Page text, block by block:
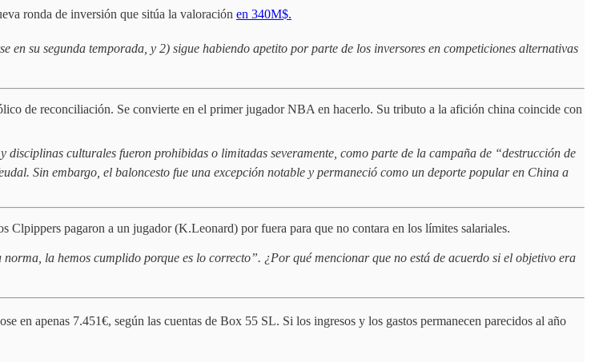
ronda de inversión que sitúa la valoración en 340M$.
su segunda temporada, y 2) sigue habiendo apetito por parte de los inversores en competiciones alternativas
de reconciliación. Se convierte en el primer jugador NBA en hacerlo. Su tributo a la afición china coincide con
culturales fueron prohibidas o limitadas severamente, como parte de la campaña de “destrucción de
Sin embargo, el baloncesto fue una excepción notable y permaneció como un deporte popular en China a
Clpippers pagaron a un jugador (K.Leonard) por fuera para que no contara en los límites salariales.
la hemos cumplido porque es lo correcto”. ¿Por qué mencionar que no está de acuerdo si el objetivo era
en apenas 7.451€, según las cuentas de Box 55 SL. Si los ingresos y los gastos permanecen parecidos al año